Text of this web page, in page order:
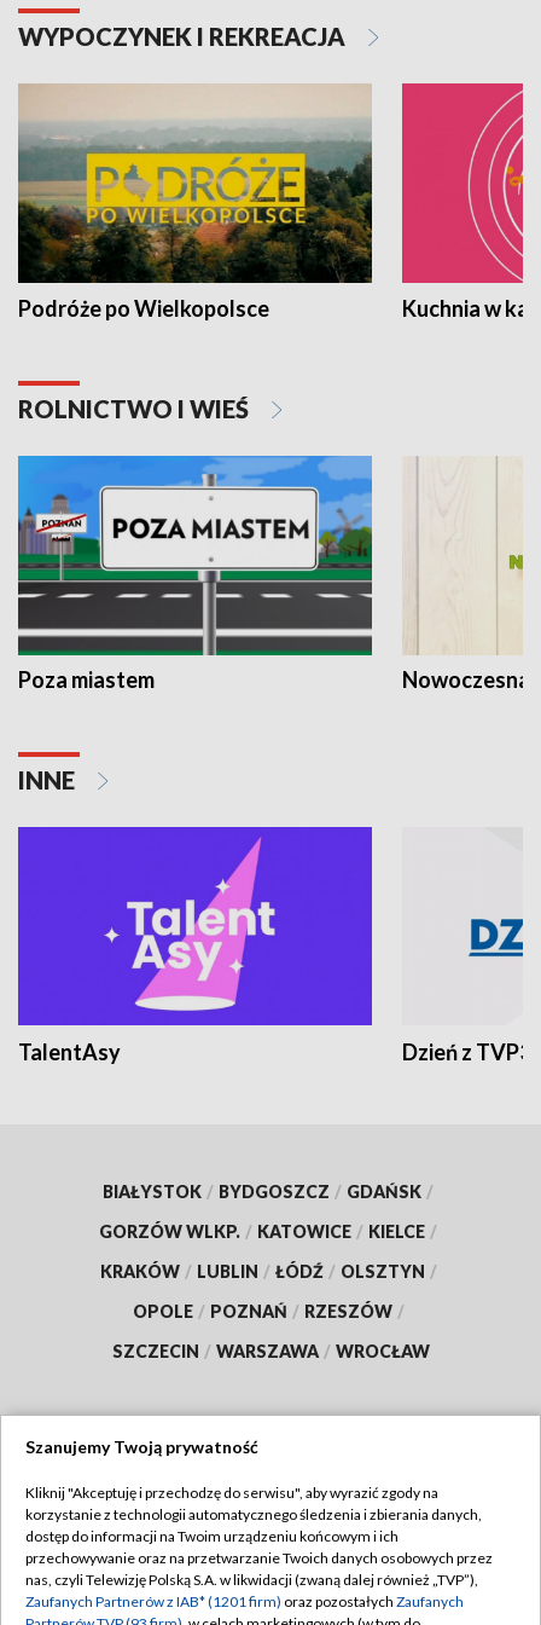
WYPOCZYNEK I REKREACJA
Podróże po Wielkopolsce Kuchnia w
ROLNICTWO I WIEŚ
Poza miastem Nowoczesna
INNE
TalentAsy Dzień z TVP3
BIAŁYSTOK / BYDGOSZCZ / GDAŃSK /
GORZÓW WLKP. / KATOWICE / KIELCE /
KRAKÓW / LUBLIN / ŁÓDŹ / OLSZTYN /
OPOLE / POZNAŃ / RZESZÓW /
SZCZECIN / WARSZAWA / WROCŁAW
TVP
Abonament TVP
Emisja w TVP
Regulamin TVP
Polityka prywatności
Szanujemy Twoją prywatność
Kliknij "Akceptuję i przechodzę do serwisu", aby wyrazić zgody na
korzystanie z technologii automatycznego śledzenia i zbierania danych,
dostęp do informacji na Twoim urządzeniu końcowym i ich
przechowywanie oraz na przetwarzanie Twoich danych osobowych przez
nas, czyli Telewizję Polską S.A. w likwidacji (zwaną dalej również „TVP”),
Zaufanych Partnerów z IAB* (1201 firm) oraz pozostałych Zaufanych